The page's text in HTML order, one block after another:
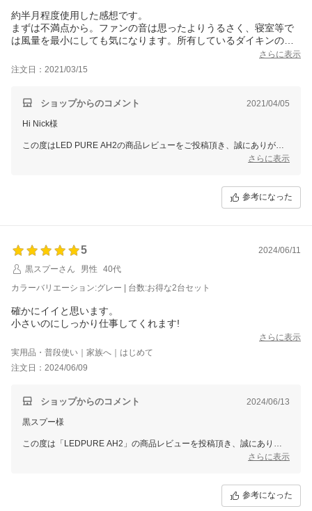
約半月程度使用した感想です。
まずは不満点から。ファンの音は思ったよりうるさく、寝室等で
は風量を最小にしても気になります。所有しているダイキンの空
気清浄機の方が静かな位です。また音のわりにファンの風量は少
なく、ハンディーの扇風機の方が強力です。
からはわかりません。ランプ等の表示で、紫外線LEDの点灯状況
電源ケーブルもせっかくUSBなので、本体から直接ケーブルを出
すのではなく、ケーブルを外せるようにUSBポートになっていた
方が良かったです。
次に満足した点ですが、脱臭には効果ありです！押し入れや玄関
びができるので、寝室や居間等、いつもでも簡単に設置場所を変
えられるので、便利に使っています。レンタカーを借りた時にも
さらに表示
注文日：2021/03/15
ショップからのコメント 2021/04/05
Hi Nick様
この度はLED PURE AH2の商品レビューをご投稿頂き、誠にありがと
貴重なご意見としてメーカーと共有させていただきます。
また、こちらの商品は現在レビュープレゼント対象商品となっておりま
ご注文時のご住所へ交換用のHEPAフィルターを発送させていただきま
スタッフ一同またのご利用をお待ち申し上げております。
さらに表示
参考になった
5
2024/06/11
黒スプーさん
男性
40代
カラーバリエーション:グレー | 台数:お得な2台セット
確かにイイと思います。
小さいのにしっかり仕事してくれます!
さらに表示
実用品・普段使い｜家族へ｜はじめて
注文日：2024/06/09
ショップからのコメント 2024/06/13
黒スプー様
この度は「LEDPURE AH2」の商品レビューを投稿頂き、誠にありが
さらに表示
参考になった